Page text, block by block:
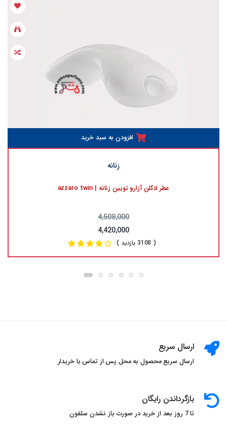
افزودن به سبد خرید
زنانه
عطر ادکلن آزارو تویین زنانه | azzaro twin
4,508,000
4,420,000
( 3108 بازدید )
ارسال سریع
ارسال سریع محصول به محل پس از تماس با خریدار
بازگرداندن رایگان
تا 7 روز بعد از خرید در صورت باز نشدن سلفون